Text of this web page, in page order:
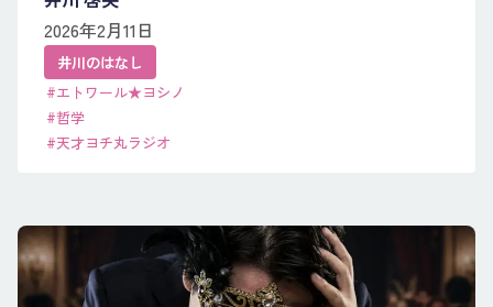
2026年2月11日
井川のはなし
#エトワール★ヨシノ
#哲学
#天才ヨチ丸ラジオ